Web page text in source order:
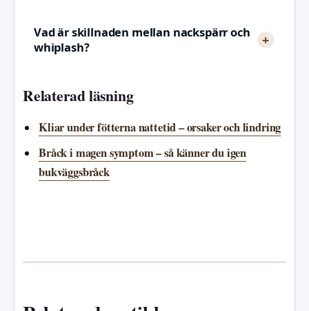
Vad är skillnaden mellan nackspärr och
whiplash?
Relaterad läsning
Kliar under fötterna nattetid – orsaker och lindring
Bråck i magen symptom – så känner du igen
bukväggsbråck